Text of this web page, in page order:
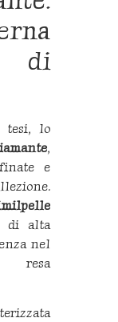
di
tesi, lo
,
e
di alta
nel